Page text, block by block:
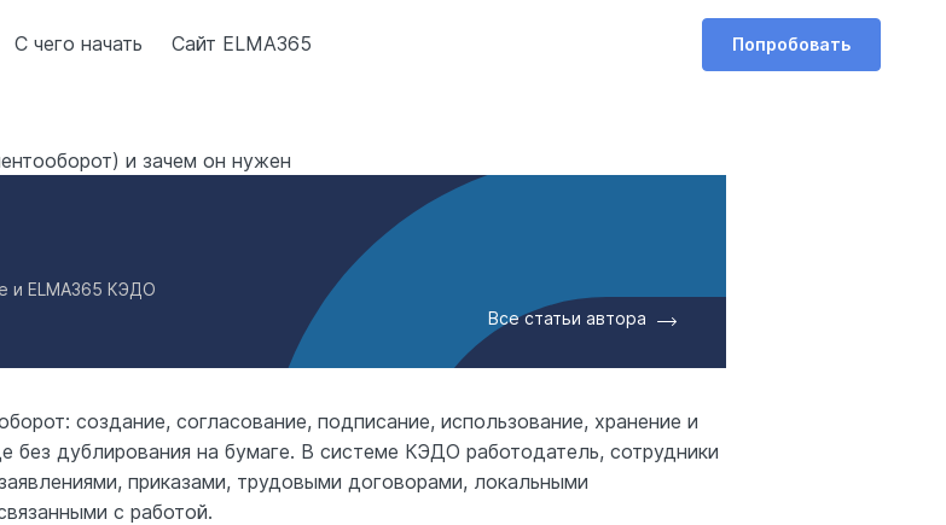
С чего начать Сайт ELMA365 Попробовать
и зачем он нужен
и ELMA365 КЭДО
Все статьи автора
создание, согласование, подписание, использование, хранение и
без дублирования на бумаге. В системе КЭДО работодатель, сотрудники
приказами, трудовыми договорами, локальными
с работой.